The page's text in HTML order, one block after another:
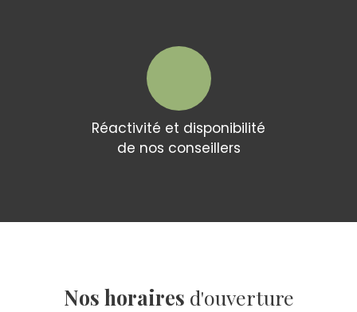
Réactivité et disponibilité
de nos conseillers
Nos horaires d'ouverture